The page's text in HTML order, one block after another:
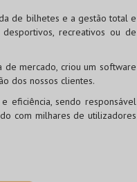
de bilhetes e a gestão total e
recreativos ou de
de mercado, criou um software
dos nossos clientes.
eficiência, sendo responsável
com milhares de utilizadores